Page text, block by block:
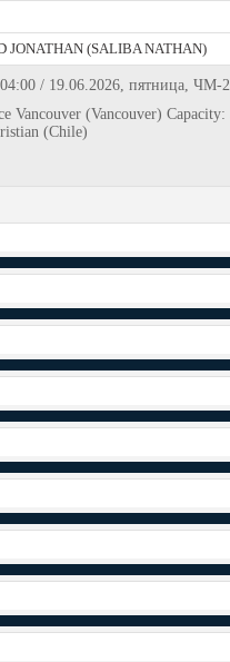
JONATHAN (SALIBA NATHAN)
/ 19.06.2026, пятница,
Vancouver (Vancouver) Capacity:
(Chile)